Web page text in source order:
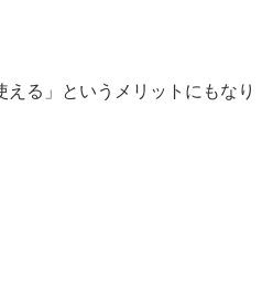
える」というメリットにもなり